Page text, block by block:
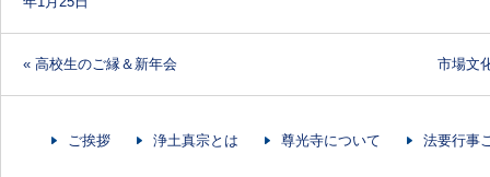
« 高校生のご縁＆新年会 市場文
ご挨拶 浄土真宗とは 尊光寺について 法要行事